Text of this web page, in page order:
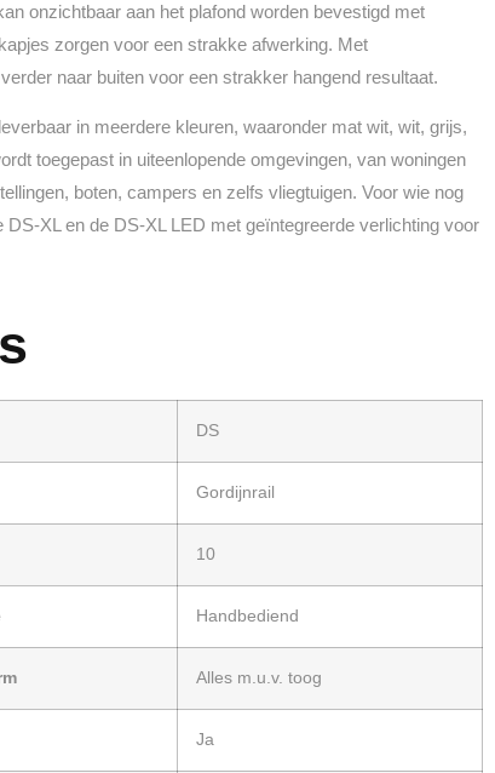
onzichtbaar aan het plafond worden bevestigd met
zorgen voor een strakke afwerking. Met
naar buiten voor een strakker hangend resultaat.
in meerdere kleuren, waaronder mat wit, wit, grijs,
toegepast in uiteenlopende omgevingen, van woningen
boten, campers en zelfs vliegtuigen. Voor wie nog
XL en de DS-XL LED met geïntegreerde verlichting voor
DS
Gordijnrail
10
Handbediend
Alles m.u.v. toog
Ja